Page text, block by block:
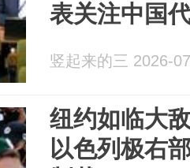
表关注中国
竖起来的三 2026-
纽约如临大
以色列极右